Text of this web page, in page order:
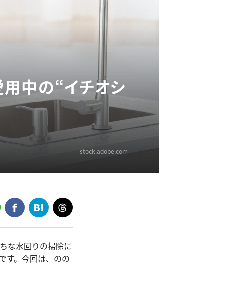
用中の“イチオシ
stock.adobe.com
な水回りの掃除に
す。今回は、のの